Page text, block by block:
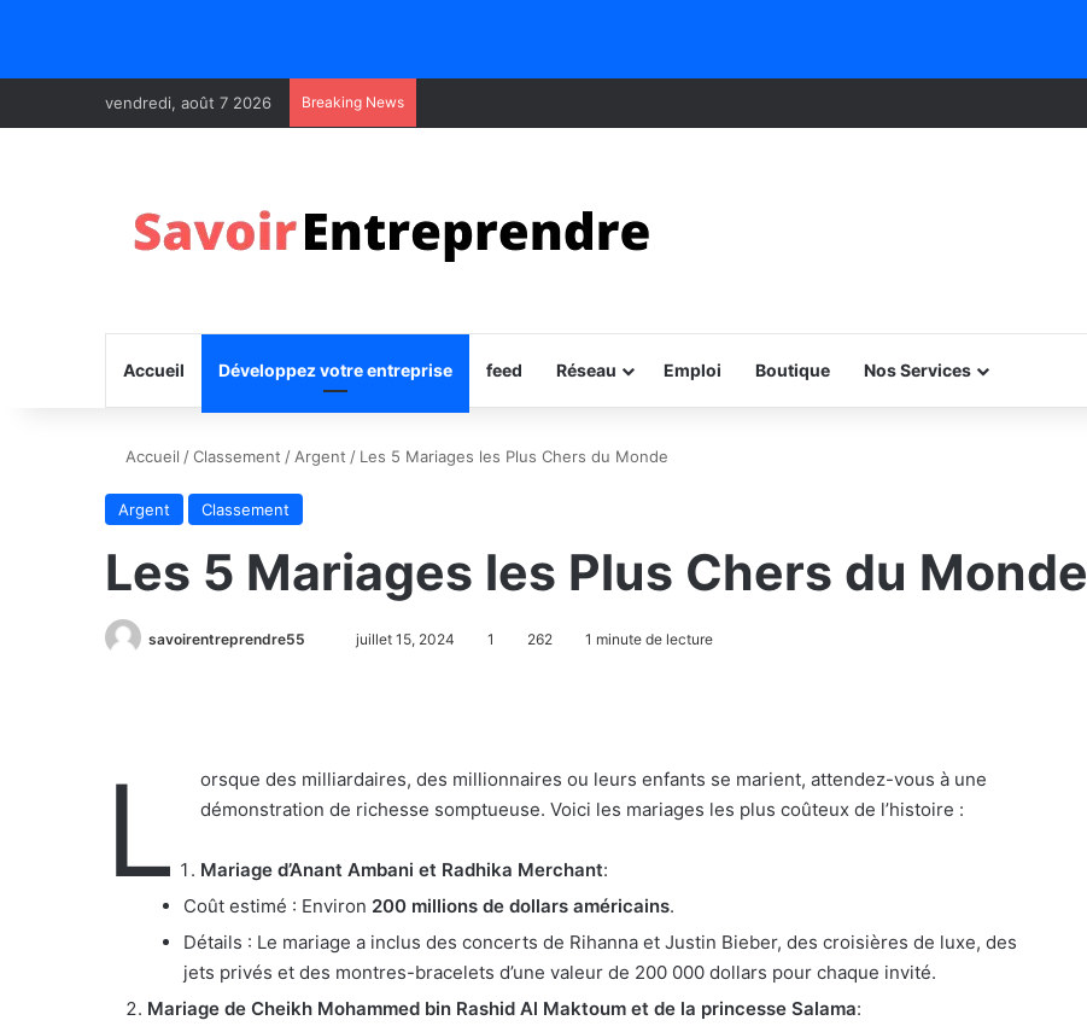
vendredi, août 7 2026 Breaking News
Accueil Développez votre entreprise feed Réseau Emploi Boutique Nos Services
Accueil /Classement / Argent / Les 5 Mariages les Plus Chers du Monde
Argent Classement
Les 5 Mariages les Plus Chers du Monde
savoirentreprendre55 juillet 15, 2024 1 262 1 minute de lecture
L
orsque des milliardaires, des millionnaires ou leurs enfants se marient, attendez-vous à une
démonstration de richesse somptueuse. Voici les mariages les plus coûteux de l’histoire :
Mariage d’Anant Ambani et Radhika Merchant:
Coût estimé : Environ 200 millions de dollars américains.
Détails : Le mariage a inclus des concerts de Rihanna et Justin Bieber, des croisières de luxe, des
jets privés et des montres-bracelets d’une valeur de 200 000 dollars pour chaque invité.
Mariage de Cheikh Mohammed bin Rashid Al Maktoum et de la princesse Salama: